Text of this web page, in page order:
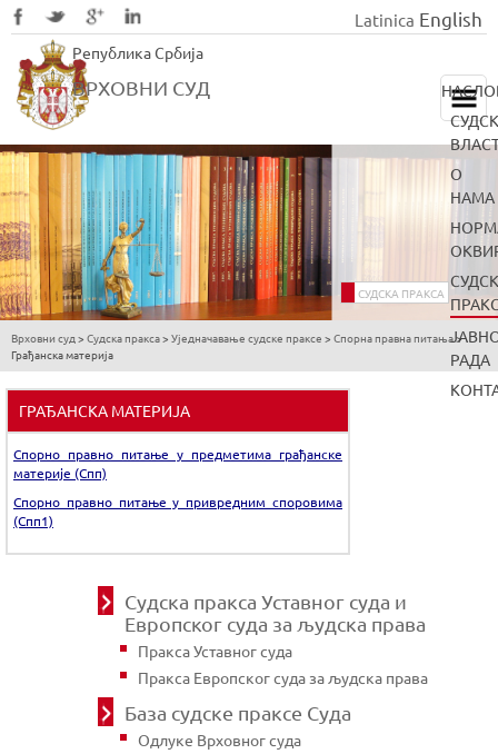
to
main
Република Србија
ВРХОВНИ СУД
Latinica English
О
НАМА
РАДА
СУДСКА ПРАКСА
You
here
Врховни суд > Судска пракса> Уједначавање судске праксе > Спорна правна питања>
Грађанска материја
ГРАЂАНСКА МАТЕРИЈА
Спорно правно питање у предметима грађанске
материје (Спп)
Спорно правно питање у привредним споровима
(Спп1)
Судска пракса Уставног суда и
Европског суда за људска права
Пракса Уставног суда
Пракса Европског суда за људска права
База судске праксе Суда
Одлуке Врховног суда